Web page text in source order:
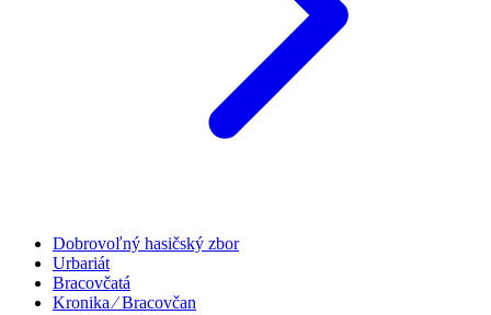
Dobrovoľný hasičský zbor
Urbariát
Bracovčatá
Kronika ⁄ Bracovčan